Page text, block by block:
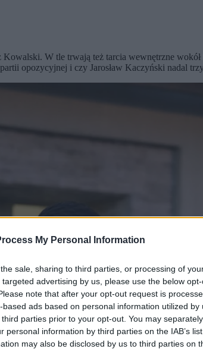
My Personal Information
sale, sharing to third parties, or processing of
advertising by us, please use the below
note that after your opt-out request is
ads based on personal information utilized by
parties prior to your opt-out. You may
personal information by third parties on the IAB’s
may also be disclosed by us to third parties on
W tle trwają też tarcia wewnętrzne
opozycyjnej i czy Jarosław Kaczyński nadal